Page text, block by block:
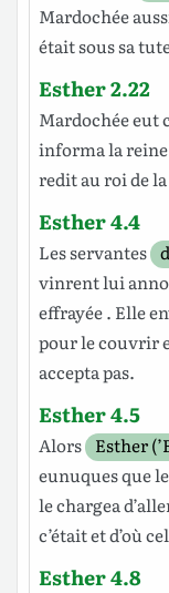
Mardochée
était sous sa
Esther 2.22
Mardochéeeut
informalareine
reditauroide la
Esther 4.4
Lesservantes
vinrentlui
effrayée. Elle
pour lecouvrir
acceptapas.
Esther 4.5
Alors Esther
eunuquesque le
lechargea
c’était et d’où
Esther 4.8